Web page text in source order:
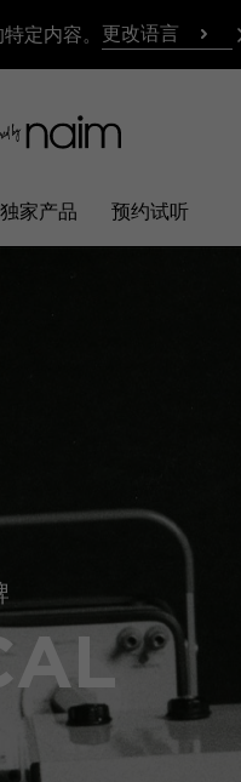
定内容。 更改语言
独家产品 预约试听